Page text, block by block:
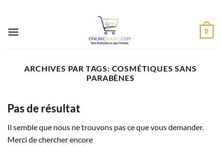
contenu
0
ARCHIVES PAR TAGS: COSMÉTIQUES SANS
PARABÈNES
Pas de résultat
Il semble que nous ne trouvons pas ce que vous demander.
Merci de chercher encore